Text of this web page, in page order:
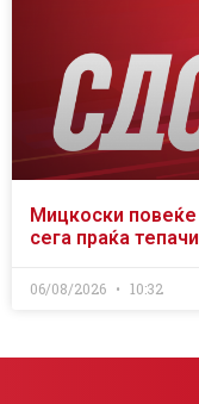
Мицкоски
сега праќа тепачи
06/08/2026 10:32